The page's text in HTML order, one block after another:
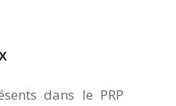
dans le PRP